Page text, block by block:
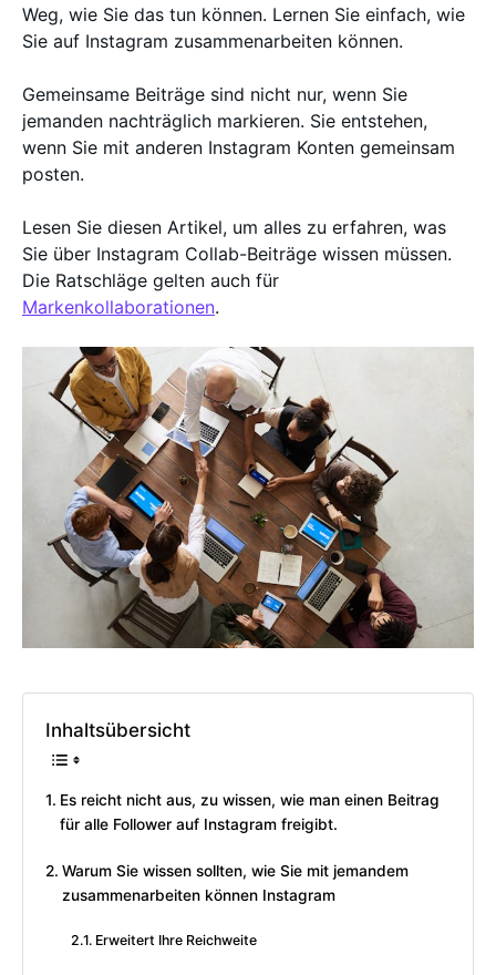
Weg, wie Sie das tun können. Lernen Sie einfach, wie
Sie auf Instagram zusammenarbeiten können.
Gemeinsame Beiträge sind nicht nur, wenn Sie
jemanden nachträglich markieren. Sie entstehen,
wenn Sie mit anderen Instagram Konten gemeinsam
posten.
Lesen Sie diesen Artikel, um alles zu erfahren, was
Sie über Instagram Collab-Beiträge wissen müssen.
Die Ratschläge gelten auch für
Markenkollaborationen.
Inhaltsübersicht
Es reicht nicht aus, zu wissen, wie man einen Beitrag
für alle Follower auf Instagram freigibt.
Warum Sie wissen sollten, wie Sie mit jemandem
zusammenarbeiten können Instagram
Erweitert Ihre Reichweite